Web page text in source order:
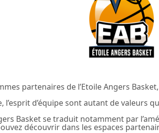
partenaires de l’Etoile Angers
l’esprit d’équipe sont autant de valeurs
Basket se traduit notamment par
découvrir dans les espaces